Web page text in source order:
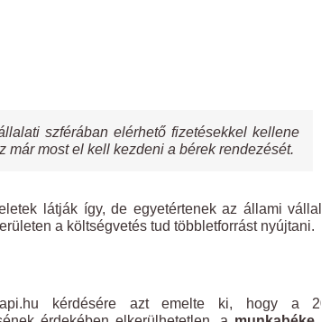
szférában elérhető fizetésekkel kellene
most el kell kezdeni a bérek rendezését.
látják így, de egyetértenek az állami
a költségvetés tud többletforrást nyújtani.
kérdésére azt emelte ki, hogy a